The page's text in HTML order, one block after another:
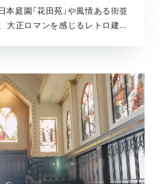
庭園「花田苑」や風情ある街並
大正ロマンを感じるレトロ建築